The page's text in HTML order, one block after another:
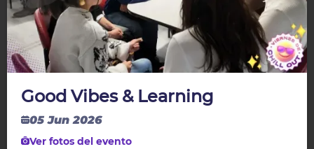
Good Vibes & Learning
05 Jun 2026
Ver fotos del evento